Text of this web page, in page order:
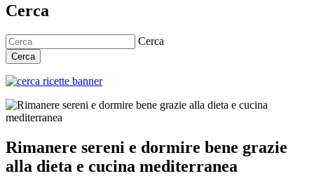
Cerca
Cerca
Cerca
Rimanere sereni e dormire bene grazie
alla dieta e cucina mediterranea